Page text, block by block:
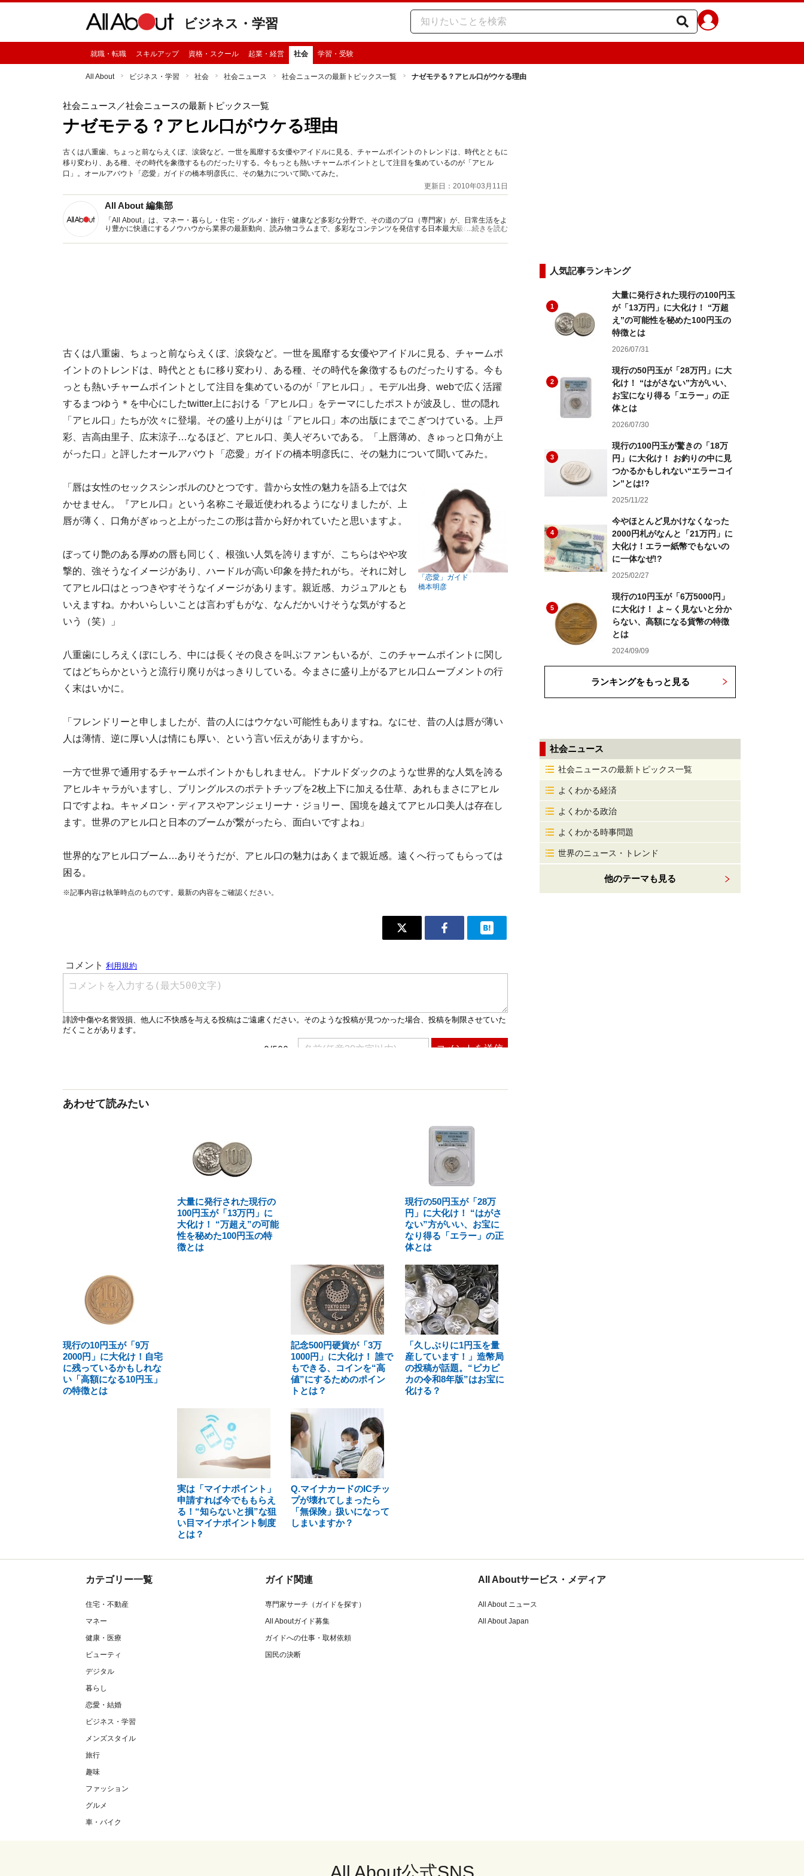
ビジネス・学習
就職・転職 スキルアップ 資格・スクール 起業・経営 社会 学習・受験
All About ビジネス・学習 社会 社会ニュース 社会ニュースの最新トピックス一覧 ナゼモテる？アヒル口がウケる理由
社会ニュース ／社会ニュースの最新トピックス一覧
ナゼモテる？アヒル口がウケる理由
古くは八重歯、ちょっと前ならえくぼ、涙袋など。一世を風靡する女優やアイドルに見る、チャームポイントのトレンドは、時代とともに
移り変わり、ある種、その時代を象徴するものだったりする。今もっとも熱いチャームポイントとして注目を集めているのが「アヒル
口」。オールアバウト「恋愛」ガイドの橋本明彦氏に、その魅力について聞いてみた。
更新日：2010年03月11日
All About 編集部
「All About」は、マネー・暮らし・住宅・グルメ・旅行・健康など多彩な分野で、その道のプロ（専門家）が、日常生活をよ
り豊かに快適にするノウハウから業界の最新動向、読み物コラムまで、多彩なコンテンツを発信する日本最大級の総合情報サ
...続きを読む
古くは八重歯、ちょっと前ならえくぼ、涙袋など。一世を風靡する女優やアイドルに見る、チャームポ
イントのトレンドは、時代とともに移り変わり、ある種、その時代を象徴するものだったりする。今も
っとも熱いチャームポイントとして注目を集めているのが「アヒル口」。モデル出身、webで広く活躍
するまつゆう＊を中心にしたtwitter上における「アヒル口」をテーマにしたポストが波及し、世の隠れ
「アヒル口」たちが次々に登場。その盛り上がりは「アヒル口」本の出版にまでこぎつけている。上戸
彩、吉高由里子、広末涼子…なるほど、アヒル口、美人ぞろいである。「上唇薄め、きゅっと口角が上
がった口」と評したオールアバウト「恋愛」ガイドの橋本明彦氏に、その魅力について聞いてみた。
「恋愛」ガイド
橋本明彦
「唇は女性のセックスシンボルのひとつです。昔から女性の魅力を語る上では欠
かせません。『アヒル口』という名称こそ最近使われるようになりましたが、上
唇が薄く、口角がぎゅっと上がったこの形は昔から好かれていたと思いますよ。
ぼってり艶のある厚めの唇も同じく、根強い人気を誇りますが、こちらはやや攻
撃的、強そうなイメージがあり、ハードルが高い印象を持たれがち。それに対し
てアヒル口はとっつきやすそうなイメージがあります。親近感、カジュアルとも
いえますね。かわいらしいことは言わずもがな、なんだかいけそうな気がすると
いう（笑）」
八重歯にしろえくぼにしろ、中には長くその良さを叫ぶファンもいるが、このチャームポイントに関し
てはどちらかというと流行り廃りがはっきりしている。今まさに盛り上がるアヒル口ムーブメントの行
く末はいかに。
「フレンドリーと申しましたが、昔の人にはウケない可能性もありますね。なにせ、昔の人は唇が薄い
人は薄情、逆に厚い人は情にも厚い、という言い伝えがありますから。
一方で世界で通用するチャームポイントかもしれません。ドナルドダックのような世界的な人気を誇る
アヒルキャラがいますし、プリングルスのポテトチップを2枚上下に加える仕草、あれもまさにアヒル
口ですよね。キャメロン・ディアスやアンジェリーナ・ジョリー、国境を越えてアヒル口美人は存在し
ます。世界のアヒル口と日本のブームが繋がったら、面白いですよね」
世界的なアヒル口ブーム…ありそうだが、アヒル口の魅力はあくまで親近感。遠くへ行ってもらっては
困る。
※記事内容は執筆時点のものです。最新の内容をご確認ください。
あわせて読みたい
大量に発行された現行の
100円玉が「13万円」に
大化け！ “万超え”の可能
性を秘めた100円玉の特
徴とは
現行の50円玉が「28万
円」に大化け！ “はがさ
ない”方がいい、お宝に
なり得る「エラー」の正
体とは
現行の10円玉が「9万
2000円」に大化け！自宅
に残っているかもしれな
い「高額になる10円玉」
の特徴とは
記念500円硬貨が「3万
1000円」に大化け！ 誰で
もできる、コインを“高
値”にするためのポイン
トとは？
「久しぶりに1円玉を量
産しています！」造幣局
の投稿が話題。“ピカピ
カの令和8年版”はお宝に
化ける？
実は「マイナポイント」
申請すれば今でももらえ
る！“知らないと損”な狙
い目マイナポイント制度
とは？
Q.マイナカードのICチッ
プが壊れてしまったら
「無保険」扱いになって
しまいますか？
人気記事ランキング
1
大量に発行された現行の100円玉
が「13万円」に大化け！ “万超
え”の可能性を秘めた100円玉の
特徴とは
2026/07/31
2
現行の50円玉が「28万円」に大
化け！ “はがさない”方がいい、
お宝になり得る「エラー」の正
体とは
2026/07/30
3
現行の100円玉が驚きの「18万
円」に大化け！ お釣りの中に見
つかるかもしれない“エラーコイ
ン”とは!?
2025/11/22
4
今やほとんど見かけなくなった
2000円札がなんと「21万円」に
大化け！エラー紙幣でもないの
に一体なぜ!?
2025/02/27
5
現行の10円玉が「6万5000円」
に大化け！ よ～く見ないと分か
らない、高額になる貨幣の特徴
とは
2024/09/09
ランキングをもっと見る
社会ニュース
社会ニュースの最新トピックス一覧
よくわかる経済
よくわかる政治
よくわかる時事問題
世界のニュース・トレンド
他のテーマも見る
カテゴリー一覧
住宅・不動産
マネー
健康・医療
ビューティ
デジタル
暮らし
恋愛・結婚
ビジネス・学習
メンズスタイル
旅行
趣味
ファッション
グルメ
車・バイク
ガイド関連
専門家サーチ（ガイドを探す）
All Aboutガイド募集
ガイドへの仕事・取材依頼
国民の決断
All Aboutサービス・メディア
All About ニュース
All About Japan